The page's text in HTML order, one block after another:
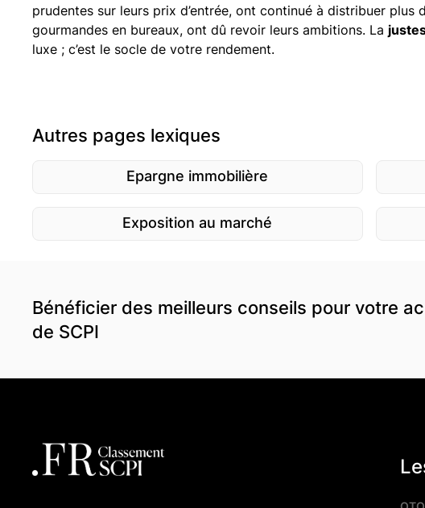
prudentes sur leurs prix d’entrée, ont continué à distribuer plus
gourmandes en bureaux, ont dû revoir leurs ambitions. La
luxe ; c’est le socle de votre rendement.
Autres pages lexiques
Epargne immobilière
Exposition au marché
Bénéficier des meilleurs conseils pour votre
de SCPI